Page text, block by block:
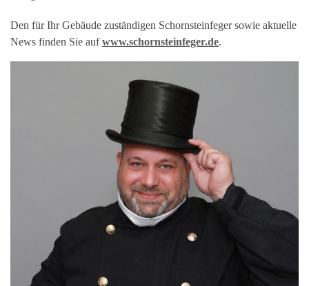
Den für Ihr Gebäude zuständigen Schornsteinfeger sowie aktuelle
News finden Sie aufwww.schornsteinfeger.de.